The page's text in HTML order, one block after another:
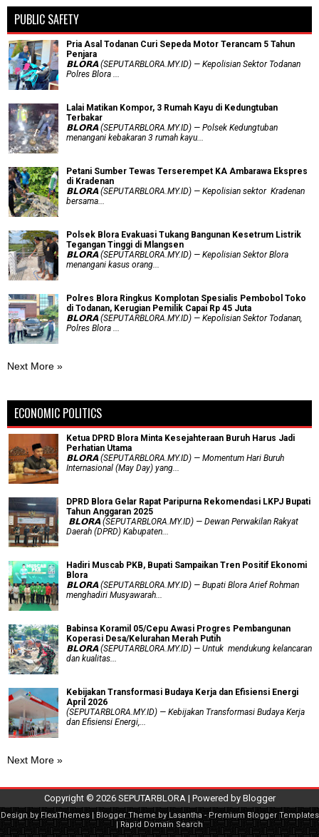
PUBLIC SAFETY
Pria Asal Todanan Curi Sepeda Motor Terancam 5 Tahun
Penjara
𝗕𝗟𝗢𝗥𝗔 (SEPUTARBLORA.MY.ID) — Kepolisian Sektor Todanan
Polres Blora ...
Lalai Matikan Kompor, 3 Rumah Kayu di Kedungtuban
Terbakar
𝗕𝗟𝗢𝗥𝗔 (SEPUTARBLORA.MY.ID) — Polsek Kedungtuban
menangani kebakaran 3 rumah kayu...
Petani Sumber Tewas Terserempet KA Ambarawa Ekspres
di Kradenan
𝗕𝗟𝗢𝗥𝗔 (SEPUTARBLORA.MY.ID) — Kepolisian sektor Kradenan
bersama...
Polsek Blora Evakuasi Tukang Bangunan Kesetrum Listrik
Tegangan Tinggi di Mlangsen
𝗕𝗟𝗢𝗥𝗔 (SEPUTARBLORA.MY.ID) — Kepolisian Sektor Blora
menangani kasus orang...
Polres Blora Ringkus Komplotan Spesialis Pembobol Toko
di Todanan, Kerugian Pemilik Capai Rp 45 Juta
𝗕𝗟𝗢𝗥𝗔 (SEPUTARBLORA.MY.ID) — Kepolisian Sektor Todanan,
Polres Blora ...
Next More »
ECONOMIC POLITICS
Ketua DPRD Blora Minta Kesejahteraan Buruh Harus Jadi
Perhatian Utama
​𝗕𝗟𝗢𝗥𝗔 (SEPUTARBLORA.MY.ID) — Momentum Hari Buruh
Internasional (May Day) yang...
DPRD Blora Gelar Rapat Paripurna Rekomendasi LKPJ Bupati
Tahun Anggaran 2025
‎ 𝗕𝗟𝗢𝗥𝗔 (SEPUTARBLORA.MY.ID) — Dewan Perwakilan Rakyat
Daerah (DPRD) Kabupaten...
Hadiri Muscab PKB, Bupati Sampaikan Tren Positif Ekonomi
Blora
𝗕𝗟𝗢𝗥𝗔 (SEPUTARBLORA.MY.ID) — Bupati Blora Arief Rohman
menghadiri Musyawarah...
Babinsa Koramil 05/Cepu Awasi Progres Pembangunan
Koperasi Desa/Kelurahan Merah Putih
𝗕𝗟𝗢𝗥𝗔 (SEPUTARBLORA.MY.ID) — Untuk mendukung kelancaran
dan kualitas...
Kebijakan Transformasi Budaya Kerja dan Efisiensi Energi
April 2026
(SEPUTARBLORA.MY.ID) — Kebijakan Transformasi Budaya Kerja
dan Efisiensi Energi,...
Next More »
Copyright © 2026 SEPUTARBLORA | Powered by Blogger
Design by FlexiThemes| Blogger Theme by Lasantha-Premium Blogger Templates
|Rapid Domain Search